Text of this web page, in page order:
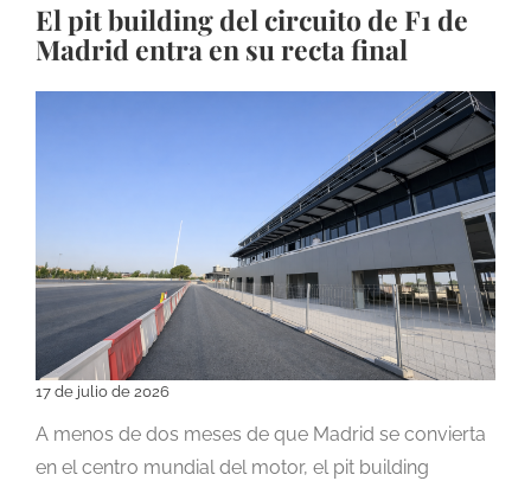
El pit building del circuito de F1 de
Madrid entra en su recta final
17 de julio de 2026
A menos de dos meses de que Madrid se convierta
en el centro mundial del motor, el pit building